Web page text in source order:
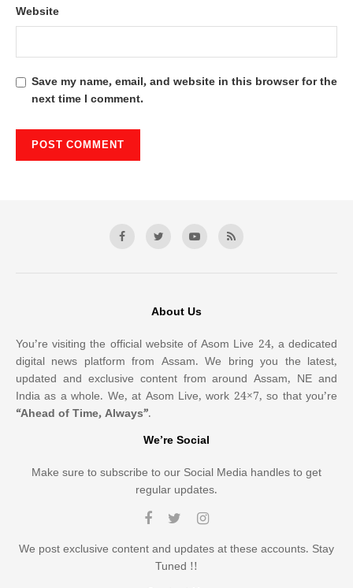
Website
Save my name, email, and website in this browser for the
next time I comment.
About Us
You’re visiting the official website of Asom Live 24, a dedicated
digital news platform from Assam. We bring you the latest,
updated and exclusive content from around Assam, NE and
India as a whole. We, at Asom Live, work 24×7, so that you’re
“Ahead of Time, Always”.
We’re Social
Make sure to subscribe to our Social Media handles to get
regular updates.
We post exclusive content and updates at these accounts. Stay
Tuned !!